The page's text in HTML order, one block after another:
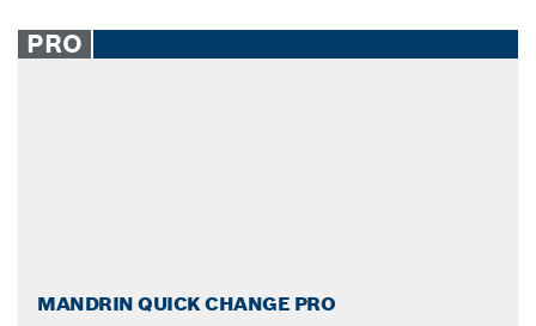
PRO
MANDRIN QUICK CHANGE PRO